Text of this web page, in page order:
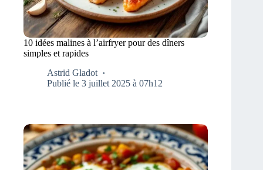
10 idées malines à l’airfryer pour des dîners
simples et rapides
Astrid Gladot
Publié le 3 juillet 2025 à 07h12